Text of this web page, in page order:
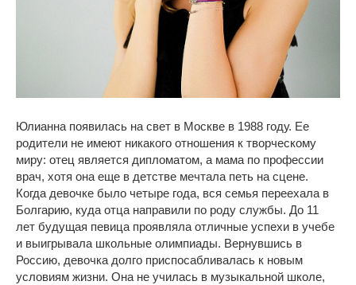
Юлианна появилась на свет в Москве в 1988 году. Ее
родители не имеют никакого отношения к творческому
миру: отец является дипломатом, а мама по профессии
врач, хотя она еще в детстве мечтала петь на сцене.
Когда девочке было четыре года, вся семья переехала в
Болгарию, куда отца направили по роду службы. До 11
лет будущая певица проявляла отличные успехи в учебе
и выигрывала школьные олимпиады. Вернувшись в
Россию, девочка долго приспосабливалась к новым
условиям жизни. Она не училась в музыкальной школе,